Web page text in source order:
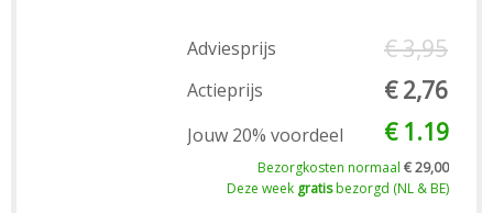
Adviesprijs € 3,95
Actieprijs € 2,76
Jouw 20% voordeel € 1.19
Bezorgkosten normaal € 29,00
Deze week gratisbezorgd (NL & BE)